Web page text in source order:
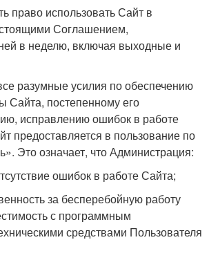
право использовать Сайт в
Соглашением,
в неделю, включая выходные и
разумные усилия по обеспечению
Сайта, постепенному его
исправлению ошибок в работе
предоставляется в пользование по
Это означает, что Администрация:
ошибок в работе Сайта;
за бесперебойную работу
с программным
средствами Пользователя